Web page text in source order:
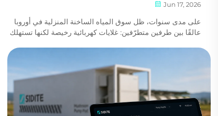
Jun 17, 2026
على مدى سنوات، ظل سوق المياه الساخنة المنزلية في أوروبا
عالقًا بين طرفين متطرّفين: غلايات كهربائية رخيصة لكنها تستهلك